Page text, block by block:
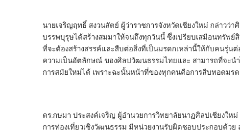
นายเจริญฤทธิ์ สงวนสัตย์ ผู้ว่าราชการจังหวัดเชียงใหม่ กล่าว
บรรพบุรุษได้สร้างสมมาให้จนถึงทุกวันนี้ ซึ่งเปรียบเสมือนทรัพ
ที่จะต้องสร้างสรรค์และสืบต่อสิ่งที่เป็นมรดกเหล่านี้ให้กับคนรุ่น
ความเป็นอัตลักษณ์ ของศิลปวัฒนธรรมไทยและ สามารถที่จะน
การสมัยใหม่ได้ เพราะฉะนั้นหน้าที่ของทุกคนคือการสืบทอดมร
ดร.กษมา ประสงค์เจริญ ผู้อำนวยการวิทยาลัยนาฏศิลปเชียงใ
การท่องเที่ยวเชิงวัฒนธรรม มีหน่วยงานรับผิดชอบประกอบด้ว